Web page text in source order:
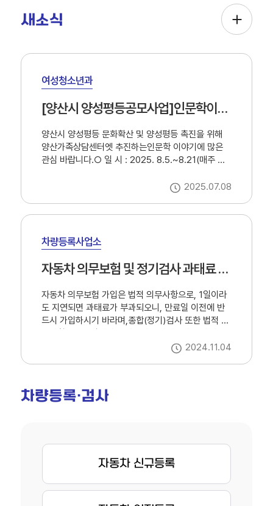
새소식
새
여성청소년과
[양산시 양성평등공모사업]인문학이야기 「CINEMA 세상과 성인지감수성」신청 안내
양산시 양성평등 문화확산 및 양성평등 촉진을 위해
양산가족상담센터엣 추진하는인문학 이야기에 많은
관심 바랍니다.○ 일 시 : 2025. 8.5.~8.21(매주 화/
신청방법: QR & 전화(055-366-4001) ※ 첨부문서2025.07.08
차량등록사업소
자동차 의무보험 및 정기검사 과태료 안내
자동차 의무보험 가입은 법적 의무사항으로, 1일이라
도 지연되면 과태료가 부과되오니, 만료일 이전에 반
드시 가입하시기 바라며,종합(정기)검사 또한 법적 의
니 자동차 검사유효기간 만료일 전후 31일 이내에 반
2024.11.04
차량등록·검사
자동차 신규등록